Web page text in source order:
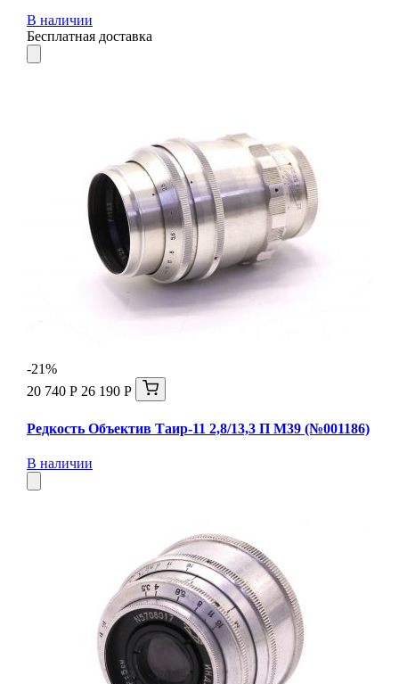
В наличии
Бесплатная доставка
-21%
20 740 Р 26 190 Р
Редкость Объектив Таир-11 2,8/13,3 П М39 (№001186)
В наличии